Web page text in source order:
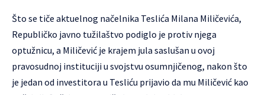
Što se tiče aktuelnog načelnika Teslića Milana Miličevića,
Republičko javno tužilaštvo podiglo je protiv njega
optužnicu, a Miličević je krajem jula saslušan u ovoj
pravosudnoj instituciji u svojstvu osumnjičenog, nakon što
je jedan od investitora u Tesliću prijavio da mu Miličević kao